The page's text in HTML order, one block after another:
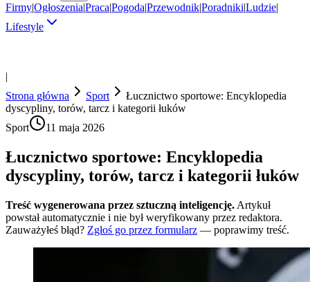
Firmy|Ogłoszenia|Praca|Pogoda|Przewodnik|Poradniki|Ludzie|
Lifestyle
|
Strona główna
Sport
Łucznictwo sportowe: Encyklopedia
dyscypliny, torów, tarcz i kategorii łuków
Sport
11 maja 2026
Łucznictwo sportowe: Encyklopedia
dyscypliny, torów, tarcz i kategorii łuków
Treść wygenerowana przez sztuczną inteligencję. Artykuł
powstał automatycznie i nie był weryfikowany przez redaktora.
Zauważyłeś błąd? Zgłoś go przez formularz — poprawimy treść.